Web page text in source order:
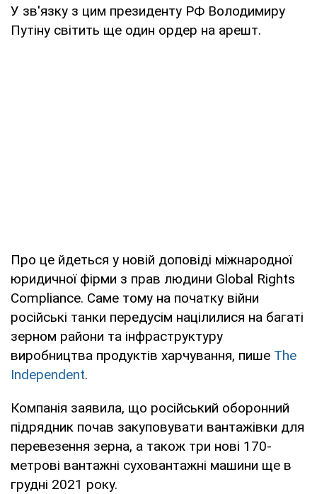
У зв'язку з цим президенту РФ Володимиру
Путіну світить ще один ордер на арешт.
Про це йдеться у новій доповіді міжнародної
юридичної фірми з прав людини Global Rights
Compliance. Саме тому на початку війни
російські танки передусім націлилися на багаті
зерном райони та інфраструктуру
виробництва продуктів харчування, пише The
Independent.
Компанія заявила, що російський оборонний
підрядник почав закуповувати вантажівки для
перевезення зерна, а також три нові 170-
метрові вантажні суховантажні машини ще в
грудні 2021 року.